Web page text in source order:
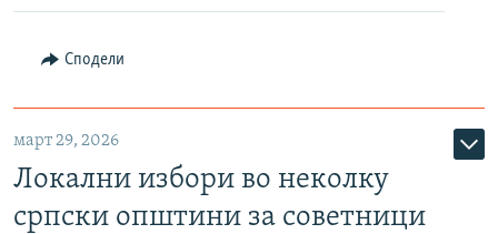
Сподели
март 29, 2026
Локални избори во неколку
српски општини за советници